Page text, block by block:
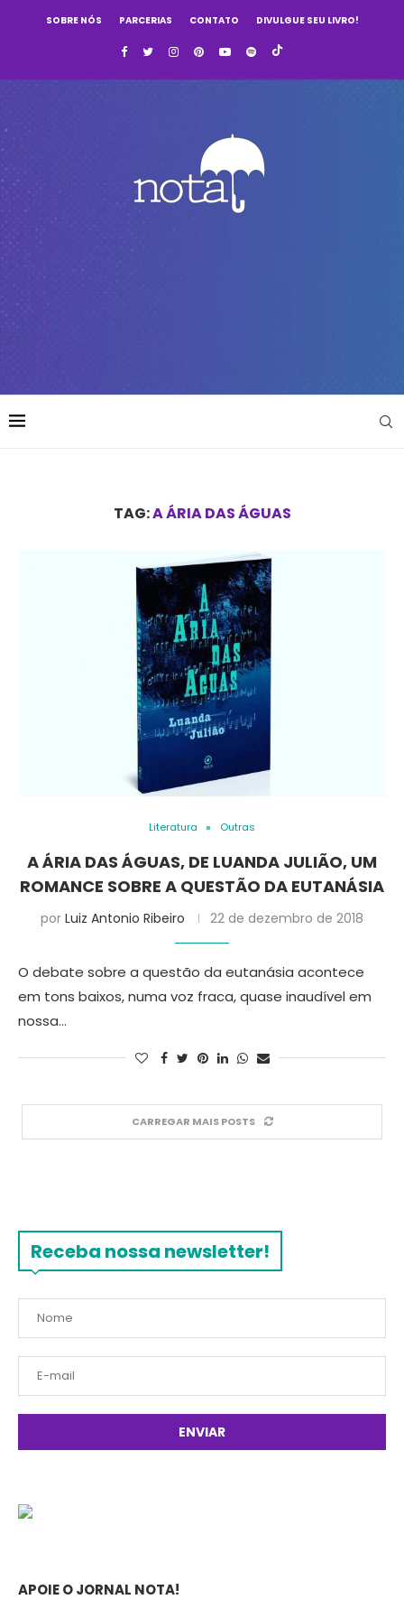
SOBRE NÓS PARCERIAS CONTATO DIVULGUE SEU LIVRO!
TAG:A ÁRIA DAS ÁGUAS
Literatura Outras
A ÁRIA DAS ÁGUAS, DE LUANDA JULIÃO, UM
ROMANCE SOBRE A QUESTÃO DA EUTANÁSIA
por Luiz Antonio Ribeiro 22 de dezembro de 2018
O debate sobre a questão da eutanásia acontece
em tons baixos, numa voz fraca, quase inaudível em
nossa…
CARREGAR MAIS POSTS
Receba nossa newsletter!
APOIE O JORNAL NOTA!